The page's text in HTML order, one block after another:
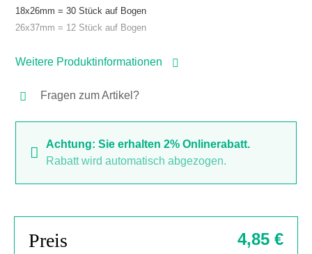
18x26mm = 30 Stück auf Bogen
26x37mm = 12 Stück auf Bogen
Weitere Produktinformationen
Fragen zum Artikel?
Achtung: Sie erhalten 2% Onlinerabatt.
Rabatt wird automatisch abgezogen.
Preis 4,85 €